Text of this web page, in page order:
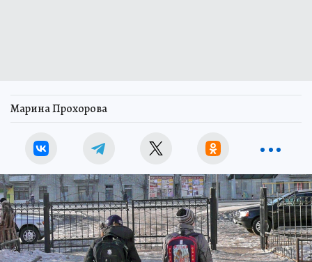
Марина Прохорова